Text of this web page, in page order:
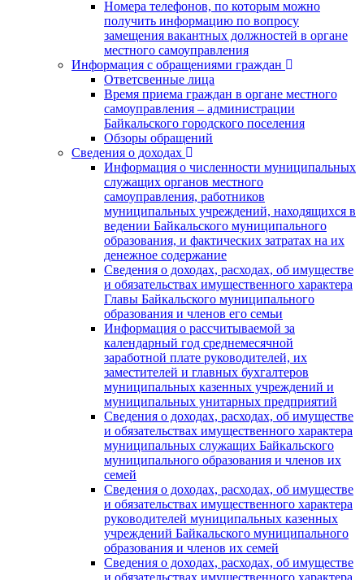
Номера телефонов, по которым можно
получить информацию по вопросу
замещения вакантных должностей в органе
местного самоуправления
Информация с обращениями граждан
Ответсвенные лица
Время приема граждан в органе местного
самоуправления – администрации
Байкальского городского поселения
Обзоры обращений
Сведения о доходах
Информация о численности муниципальных
служащих органов местного
самоуправления, работников
муниципальных учреждений, находящихся в
ведении Байкальского муниципального
образования, и фактических затратах на их
денежное содержание
Сведения о доходах, расходах, об имуществе
и обязательствах имущественного характера
Главы Байкальского муниципального
образования и членов его семьи
Информация о рассчитываемой за
календарный год среднемесячной
заработной плате руководителей, их
заместителей и главных бухгалтеров
муниципальных казенных учреждений и
муниципальных унитарных предприятий
Сведения о доходах, расходах, об имуществе
и обязательствах имущественного характера
муниципальных служащих Байкальского
муниципального образования и членов их
семей
Сведения о доходах, расходах, об имуществе
и обязательствах имущественного характера
руководителей муниципальных казенных
учреждений Байкальского муниципального
образования и членов их семей
Сведения о доходах, расходах, об имуществе
и обязательствах имущественного характера